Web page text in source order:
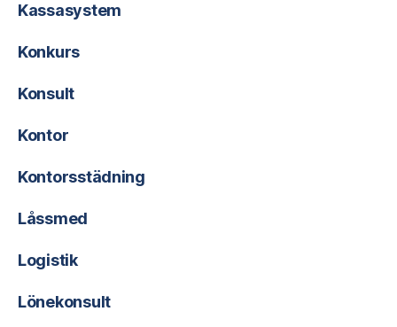
Kassasystem
Konkurs
Konsult
Kontor
Kontorsstädning
Låssmed
Logistik
Lönekonsult